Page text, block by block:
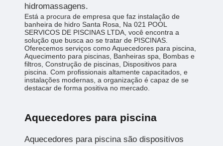
hidromassagens.
Está a procura de empresa que faz instalação de
banheira de hidro Santa Rosa, Na 021 POOL
SERVICOS DE PISCINAS LTDA, você encontra a
solução que busca ao se tratar de PISCINAS.
Oferecemos serviços como Aquecedores para piscina,
Aquecimento para piscinas, Banheiras spa, Bombas e
filtros, Construção de piscinas, Dispositivos para
piscina. Com profissionais altamente capacitados, e
instalações modernas, a organização é capaz de se
destacar de forma positiva no mercado.
Aquecedores para piscina
Aquecedores para piscina são dispositivos